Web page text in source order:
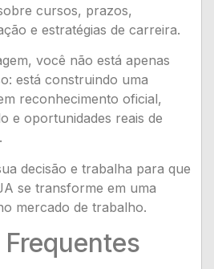
cursos, prazos,
e estratégias de carreira.
você não está apenas
está construindo uma
reconhecimento oficial,
e oportunidades reais de
decisão e trabalha para que
se transforme em uma
mercado de trabalho.